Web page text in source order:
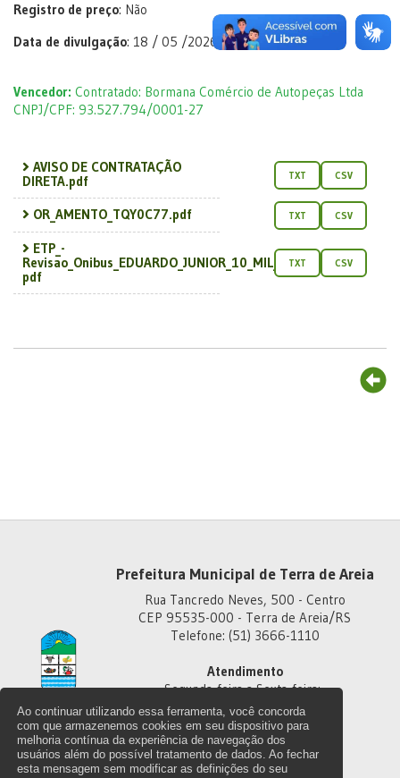
Ao continuar utilizando essa ferramenta, você concorda
com que armazenemos cookies em seu dispositivo para
melhoria contínua da experiência de navegação dos
usuários além do possível tratamento de dados. Ao fechar
esta mensagem sem modificar as definições do seu
Registro de preço: Não
Data de divulgação: 18 / 05 /2026
Vencedor: Contratado: Bormana Comércio de Autopeças Ltda
CNPJ/CPF: 93.527.794/0001-27
AVISO DE CONTRATAÇÃO
DIRETA.pdf
TXT CSV
OR_AMENTO_TQY0C77.pdf TXT CSV
ETP_-
Revisao_Onibus_EDUARDO_JUNIOR_10_MIL_KM_-1_as...
pdf
TXT CSV
Prefeitura Municipal de Terra de Areia
Rua Tancredo Neves, 500 - Centro
CEP 95535-000 - Terra de Areia/RS
Telefone: (51) 3666-1110
Atendimento
Segunda-feira a Sexta-feira:
Das 8h às 11h30
Das 13h30 às 18h